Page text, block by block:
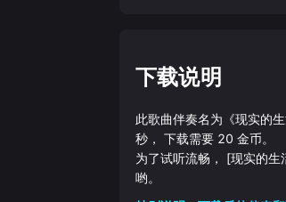
下载说明
此歌曲伴奏名为《现实的
秒， 下载需要 20 金币。
为了试听流畅， [现实的生
哟。